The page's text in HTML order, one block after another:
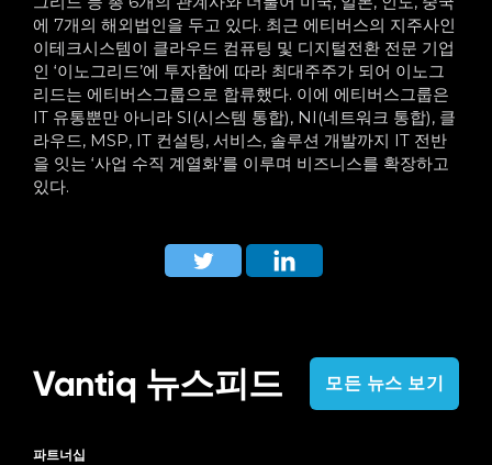
에 7개의 해외법인을 두고 있다. 최근 에티버스의 지주사인
이테크시스템이 클라우드 컴퓨팅 및 디지털전환 전문 기업
인 ‘이노그리드’에 투자함에 따라 최대주주가 되어 이노그
리드는 에티버스그룹으로 합류했다. 이에 에티버스그룹은
IT 유통뿐만 아니라 SI(시스템 통합), NI(네트워크 통합), 클
라우드, MSP, IT 컨설팅, 서비스, 솔루션 개발까지 IT 전반
을 잇는 ‘사업 수직 계열화’를 이루며 비즈니스를 확장하고
있다.
Vantiq 뉴스피드 모든 뉴스 보기
파트너십